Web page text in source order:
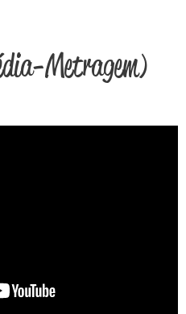
Metragem)